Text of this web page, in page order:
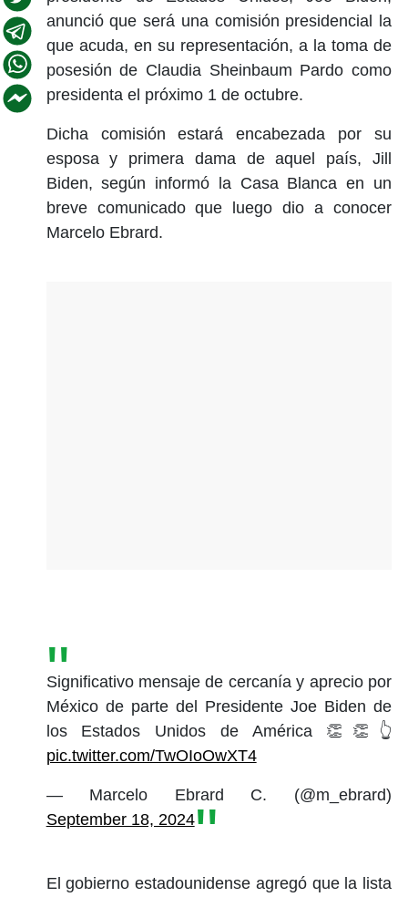
anunció que será una comisión presidencial la
que acuda, en su representación, a la toma de
posesión de Claudia Sheinbaum Pardo como
presidenta el próximo 1 de octubre.
Dicha comisión estará encabezada por su
esposa y primera dama de aquel país, Jill
Biden, según informó la Casa Blanca en un
breve comunicado que luego dio a conocer
Marcelo Ebrard.
Significativo mensaje de cercanía y aprecio por
México de parte del Presidente Joe Biden de
los Estados Unidos de América 👏👏👆
pic.twitter.com/TwOIoOwXT4
— Marcelo Ebrard C. (@m_ebrard)
September 18, 2024
El gobierno estadounidense agregó que la lista